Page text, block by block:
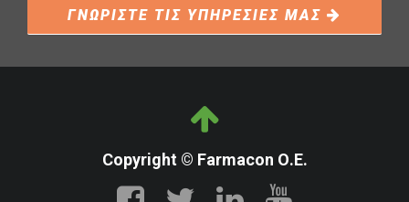
ΓΝΩΡΙΣΤΕ ΤΙΣ ΥΠΗΡΕΣΙΕΣ ΜΑΣ
Copyright © Farmacon Ο.Ε.